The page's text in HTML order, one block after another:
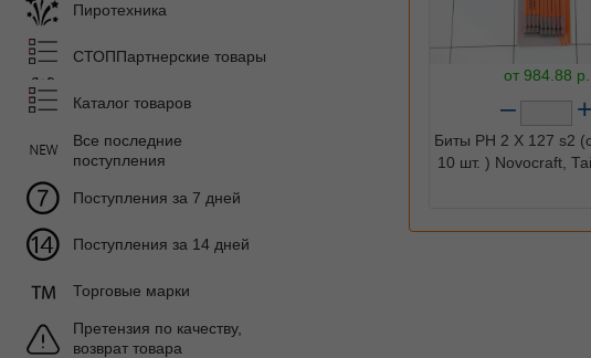
от 984.88 р.
– +
Биты PH 2 X 127 s2
10 шт. ) Novocraft,
Пиротехника
СТОППартнерские товары
Каталог товаров
Все последние
поступления
Поступления за 7 дней
Поступления за 14 дней
Торговые марки
Претензия по качеству,
возврат товара